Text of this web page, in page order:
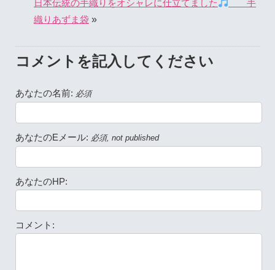
日本伝統の手織りをオシャレに仕立てました
手
織りあずま袋 »
コメントを記入してください
あなたの名前: 必須
あなたのEメール: 必須, not published
あなたのHP:
コメント: